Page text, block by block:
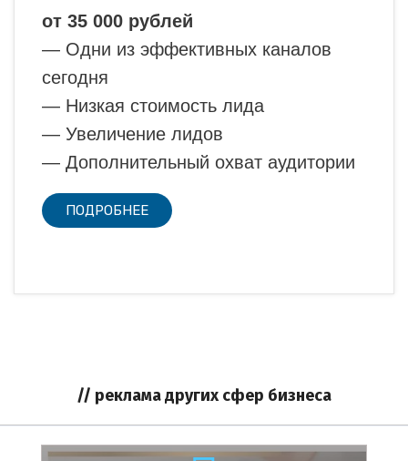
от 35 000 рублей
— Одни из эффективных каналов
сегодня
— Низкая стоимость лида
— Увеличение лидов
— Дополнительный охват аудитории
ПОДРОБНЕЕ
// реклама других сфер бизнеса